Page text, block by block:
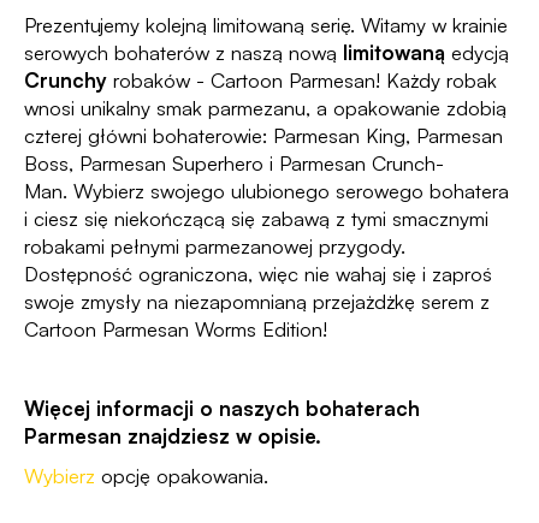
Prezentujemy kolejną limitowaną serię. Witamy w krainie
serowych bohaterów z naszą nową limitowaną edycją
Crunchy robaków - Cartoon Parmesan! Każdy robak
wnosi unikalny smak parmezanu, a opakowanie zdobią
czterej główni bohaterowie: Parmesan King, Parmesan
Boss, Parmesan Superhero i Parmesan Crunch-
Man. Wybierz swojego ulubionego serowego bohatera
i ciesz się niekończącą się zabawą z tymi smacznymi
robakami pełnymi parmezanowej przygody.
Dostępność ograniczona, więc nie wahaj się i zaproś
swoje zmysły na niezapomnianą przejażdżkę serem z
Cartoon Parmesan Worms Edition!
Więcej informacji o naszych bohaterach
Parmesan znajdziesz w opisie.
Wybierz opcję opakowania.
c
a
m
y